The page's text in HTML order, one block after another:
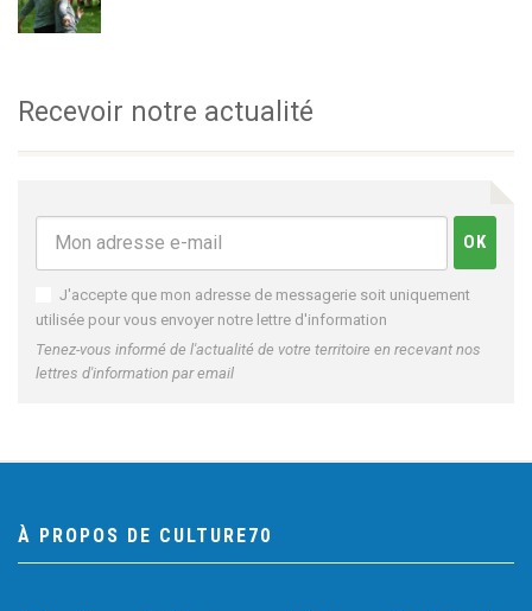
Recevoir notre actualité
J'accepte que mon adresse de messagerie soit uniquement
utilisée pour vous envoyer notre lettre d'information
Tenez-vous informé de l'actualité de votre territoire en recevant nos
lettres d'information par email
À PROPOS DE CULTURE70